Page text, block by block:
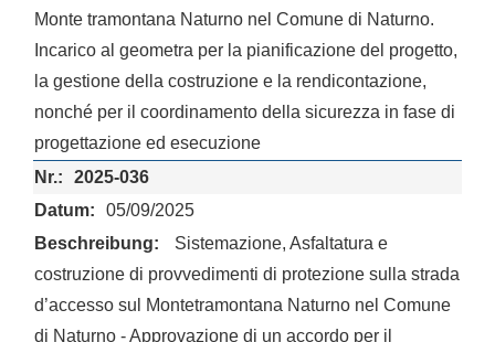
Monte tramontana Naturno nel Comune di Naturno.
Incarico al geometra per la pianificazione del progetto,
la gestione della costruzione e la rendicontazione,
nonché per il coordinamento della sicurezza in fase di
progettazione ed esecuzione
2025-036
05/09/2025
Sistemazione, Asfaltatura e
costruzione di provvedimenti di protezione sulla strada
d’accesso sul Montetramontana Naturno nel Comune
di Naturno - Approvazione di un accordo per il